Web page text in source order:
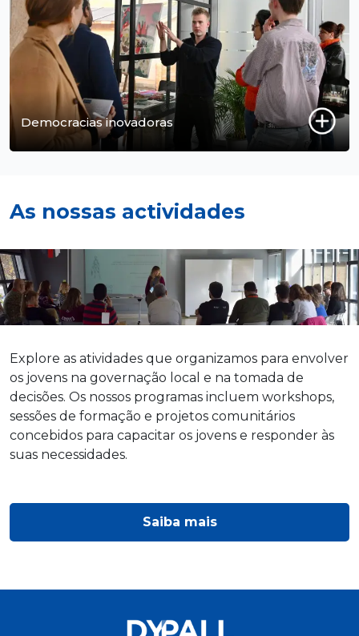
Democracias inovadoras
As nossas actividades
Explore as atividades que organizamos para envolver
os jovens na governação local e na tomada de
decisões. Os nossos programas incluem workshops,
sessões de formação e projetos comunitários
concebidos para capacitar os jovens e responder às
suas necessidades.
Saiba mais